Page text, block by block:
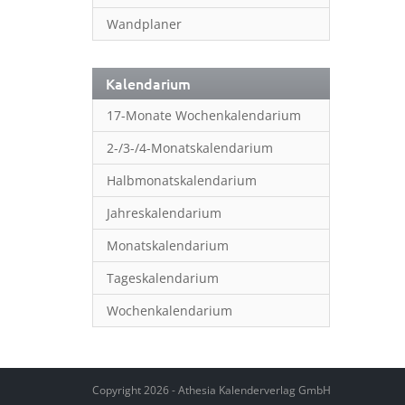
Wandplaner
Kalendarium
17-Monate Wochenkalendarium
2-/3-/4-Monatskalendarium
Halbmonatskalendarium
Jahreskalendarium
Monatskalendarium
Tageskalendarium
Wochenkalendarium
Copyright 2026 - Athesia Kalenderverlag GmbH